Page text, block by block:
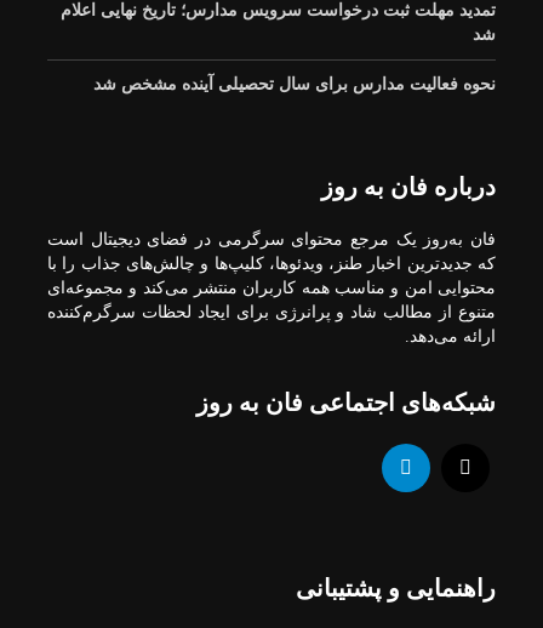
تمدید مهلت ثبت درخواست سرویس مدارس؛ تاریخ نهایی اعلام
شد
نحوه فعالیت مدارس برای سال تحصیلی آینده مشخص شد
درباره فان به روز
فان به‌روز یک مرجع محتوای سرگرمی در فضای دیجیتال است
که جدیدترین اخبار طنز، ویدئوها، کلیپ‌ها و چالش‌های جذاب را با
محتوایی امن و مناسب همه کاربران منتشر می‌کند و مجموعه‌ای
متنوع از مطالب شاد و پرانرژی برای ایجاد لحظات سرگرم‌کننده
ارائه می‌دهد.
شبکه‌های اجتماعی فان به روز
راهنمایی و پشتیبانی